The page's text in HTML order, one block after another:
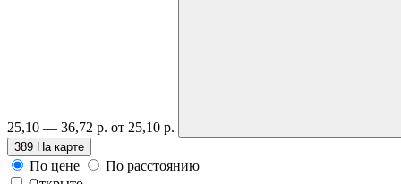
25,10 — 36,72 р. от 25,10 р.
389 На карте
По цене
По расстоянию